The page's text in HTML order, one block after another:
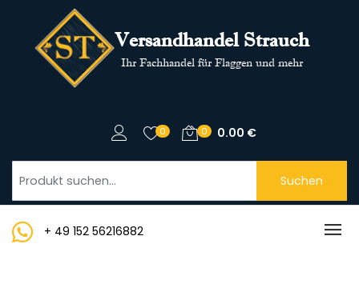
Versandhandel Strauch
Ihr Fachhandel für Flaggen und mehr
0 0 0.00 €
Suchen
+ 49 152 56216882